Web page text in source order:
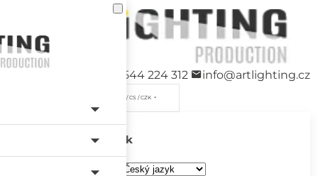
+420 544 224 312 info@artlighting.cz
/ CS / CZK
Jazyk